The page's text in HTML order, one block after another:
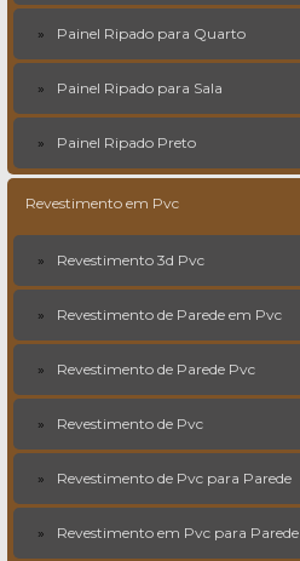
Painel Ripado para Quarto
Painel Ripado para Sala
Painel Ripado Preto
Revestimento em Pvc
Revestimento 3d Pvc
Revestimento de Parede em Pvc
Revestimento de Parede Pvc
Revestimento de Pvc
Revestimento de Pvc para Parede
Revestimento em Pvc para Parede